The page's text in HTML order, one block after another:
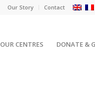
Our Story Contact
OUR CENTRES DONATE &